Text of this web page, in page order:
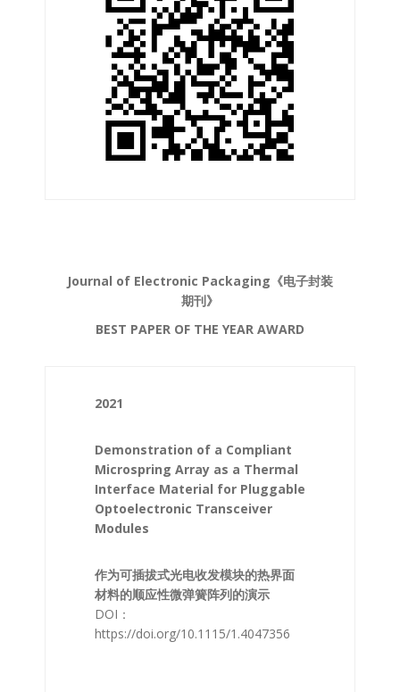
Journal of Electronic Packaging《电子封装
期刊》
BEST PAPER OF THE YEAR AWARD
2021
Demonstration of a Compliant
Microspring Array as a Thermal
Interface Material for Pluggable
Optoelectronic Transceiver
Modules
作为可插拔式光电收发模块的热界面
材料的顺应性微弹簧阵列的演示
DOI：
https://doi.org/10.1115/1.4047356